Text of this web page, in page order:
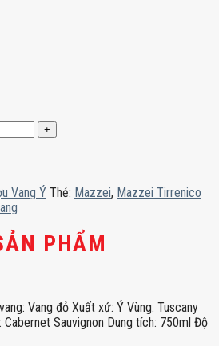
Vang Ý Thẻ: Mazzei, Mazzei Tirrenico
PHẨM
Vang đỏ Xuất xứ: Ý Vùng: Tuscany
Cabernet Sauvignon Dung tích: 750ml Độ